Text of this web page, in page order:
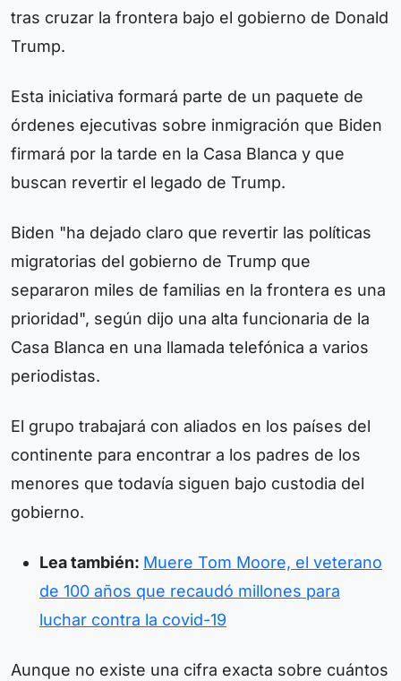
tras cruzar la frontera bajo el gobierno de Donald
Trump.
Esta iniciativa formará parte de un paquete de
órdenes ejecutivas sobre inmigración que Biden
firmará por la tarde en la Casa Blanca y que
buscan revertir el legado de Trump.
Biden "ha dejado claro que revertir las políticas
migratorias del gobierno de Trump que
separaron miles de familias en la frontera es una
prioridad", según dijo una alta funcionaria de la
Casa Blanca en una llamada telefónica a varios
periodistas.
El grupo trabajará con aliados en los países del
continente para encontrar a los padres de los
menores que todavía siguen bajo custodia del
gobierno.
Lea también: Muere Tom Moore, el veterano
de 100 años que recaudó millones para
luchar contra la covid-19
Aunque no existe una cifra exacta sobre cuántos